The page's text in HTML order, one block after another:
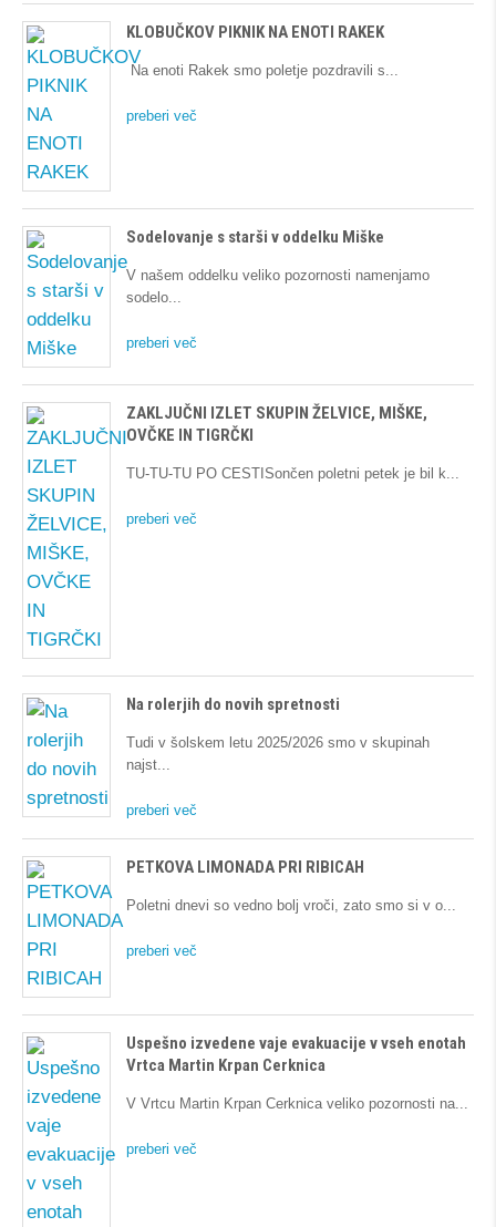
KLOBUČKOV PIKNIK NA ENOTI RAKEK
Na enoti Rakek smo poletje pozdravili s
preberi več
Sodelovanje s starši v oddelku Miške
V našem oddelku veliko pozornosti namenjamo
sodelo
preberi več
ZAKLJUČNI IZLET SKUPIN ŽELVICE, MIŠKE,
OVČKE IN TIGRČKI
TU-TU-TU PO CESTISončen poletni petek je bil k
preberi več
Na rolerjih do novih spretnosti
Tudi v šolskem letu 2025/2026 smo v skupinah
najst
preberi več
PETKOVA LIMONADA PRI RIBICAH
Poletni dnevi so vedno bolj vroči, zato smo si v o
preberi več
Uspešno izvedene vaje evakuacije v vseh enotah
Vrtca Martin Krpan Cerknica
V Vrtcu Martin Krpan Cerknica veliko pozornosti na
preberi več